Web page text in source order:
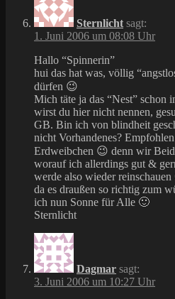
Sternlicht sagt:
1. Juni 2006 um 08:08 Uhr
Hallo “Spinnerin”
hui das hat was, völlig
dürfen 😉
Mich täte ja das “Nest” schon
wirst du hier nicht nennen,
GB. Bin ich von blindheit
nicht Vorhandenes?
Erdweibchen 😉 denn wir
worauf ich allerdings gut &
werde also wieder reinschauen
da es draußen so richtig zum
ich nun Sonne für Alle 🙂
Sternlicht
Dagmar sagt:
3. Juni 2006 um 10:27 Uhr